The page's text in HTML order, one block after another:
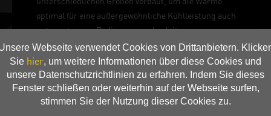
Webseite verwendet Cookies von Drittanbietern.
Sie hier, um weitere Informationen über diese Cookies und
unsere Datenschutzrichtlinien zu erfahren. Indem Sie dieses
Fenster schließen oder weiterhin auf der Webseite surfen,
stimmen Sie der Nutzung dieser Cookies zu.
optimal für eine außergewöhnliche Kühlleistung auch
unter extremen Bedingungen abzuleiten.